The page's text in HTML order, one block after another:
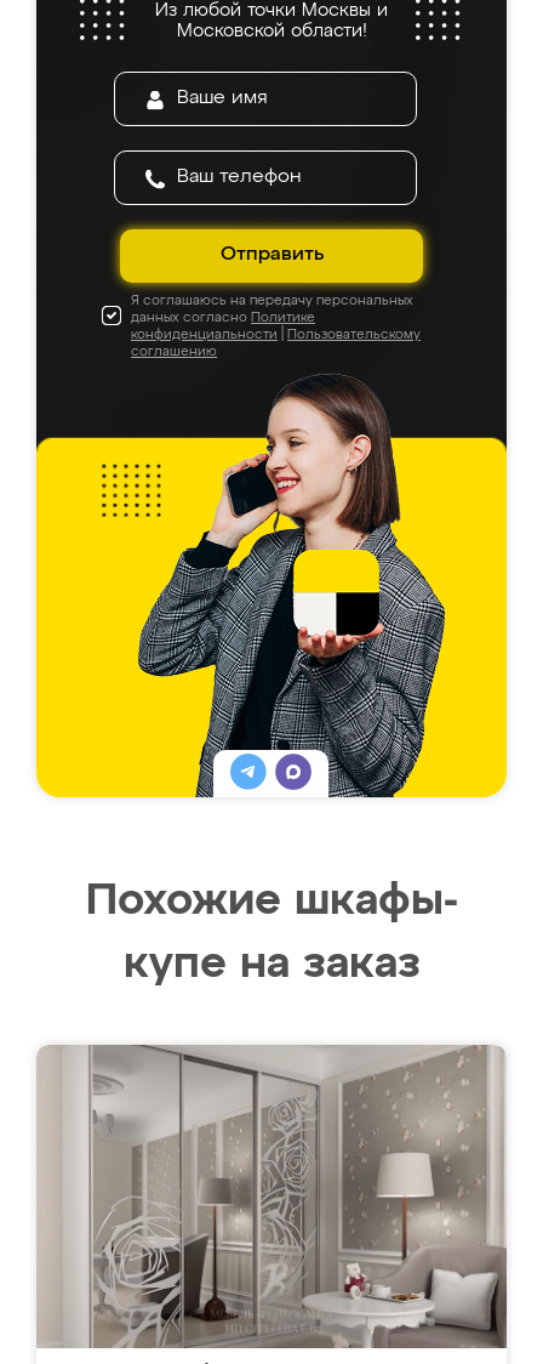
Из любой точки Москвы и
Московской области!
Отправить
Я соглашаюсь на передачу персональных
данных согласно Политике
конфиденциальности
Пользовательскому
соглашению
Похожие шкафы-
купе на заказ